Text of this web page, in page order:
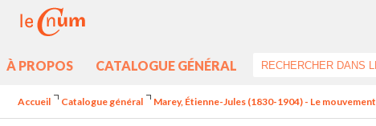
À PROPOS CATALOGUE GÉNÉRAL
Accueil Catalogue général Marey, Étienne-Jules (1830-1904) - Le mouvement